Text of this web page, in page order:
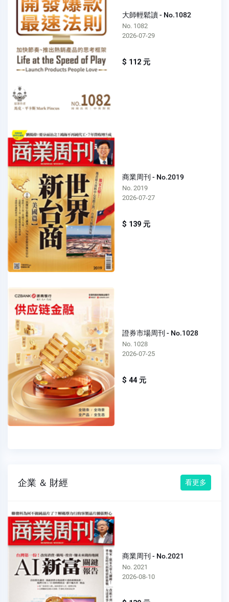
大師輕鬆讀 - No.1082
No. 1082
2026-07-29
$ 112 元
商業周刊 - No.2019
No. 2019
2026-07-27
$ 139 元
證券市場周刊 - No.1028
No. 1028
2026-07-25
$ 44 元
企業 ＆ 財經 看更多
商業周刊 - No.2021
No. 2021
2026-08-10